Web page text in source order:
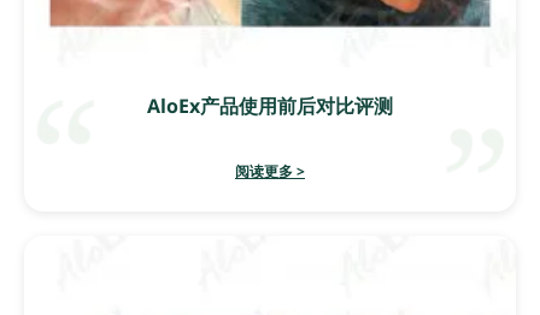
AloEx产品使用前后对比评测
阅读更多 >